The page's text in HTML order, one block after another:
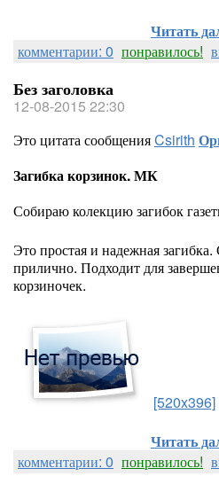
Читать
комментарии: 0 понравилось!
Без заголовка
12-08-2015 22:30
Это цитата сообщенияCsirith
Загибка корзинок. МК
Собираю колекцию загибок
Это простая и надежная
прилично. Подходит для
корзиночек.
[520x396]
Читать
комментарии: 0 понравилось!